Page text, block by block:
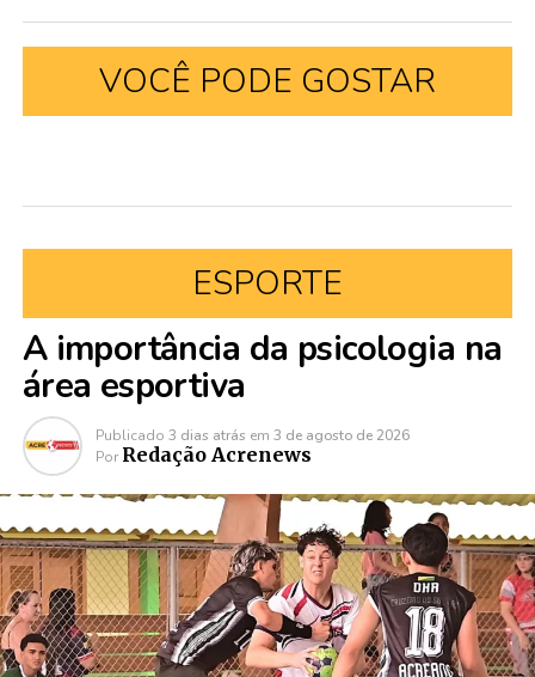
VOCÊ PODE GOSTAR
ESPORTE
A importância da psicologia na
área esportiva
Publicado 3 dias atrás em 3 de agosto de 2026
Por Redação Acrenews